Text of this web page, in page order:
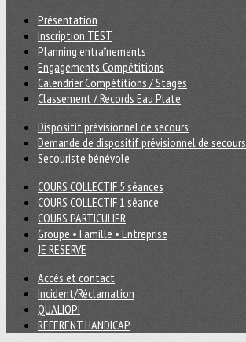
Présentation
Inscription TEST
Planning entraînements
Engagements Compétitions
Calendrier Compétitions / Stages
Classement / Records Eau Plate
Dispositif prévisionnel de secours
Demande de dispositif prévisionnel de secours
Secouriste bénévole
COURS COLLECTIF 5 séances
COURS COLLECTIF 1 séance
COURS PARTICULIER
Groupe • Famille • Entreprise
JE RESERVE
Accès et contact
Incident/Réclamation
QUALIOPI
REFERENT HANDICAP